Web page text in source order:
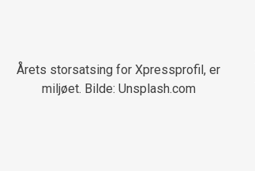
Årets storsatsing for Xpressprofil, er
miljøet. Bilde: Unsplash.com